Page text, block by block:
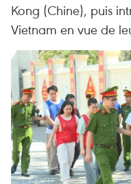
Kong (Chine), puis
Vietnam en vue de